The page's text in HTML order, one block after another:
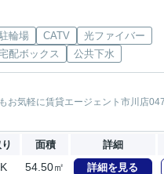
輪場 CATV
光ファイバー
配ボックス
公共下水
お気軽に賃貸エージェント市川店
面積 詳細
54.50㎡ 詳細を見る